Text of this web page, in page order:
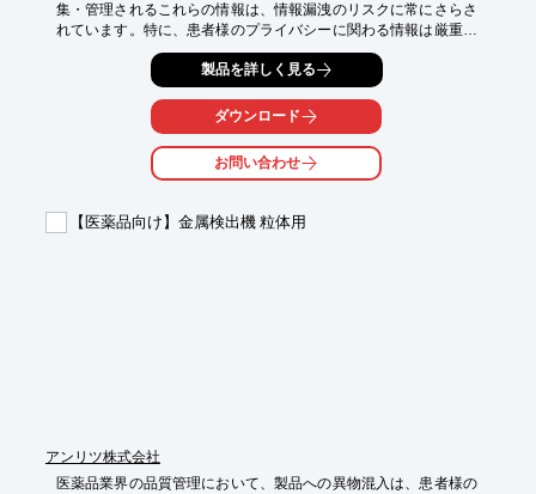
集・管理されるこれらの情報は、情報漏洩のリスクに常にさらさ
れています。特に、患者様のプライバシーに関わる情報は厳重な
セキュリティ対策が求められます。当社のセキュリティソリュー
ションは、製薬業界のニーズに合わせて、モバイルセキュリティ
対策をご提案します。
【活用シーン】
・モバイル端末での治験データへのアクセス
・クラウド上でのデータ管理
・モバイル端末からの情報漏洩リスクの低減
製品を詳しく見る
ダウンロード
お問い合わせ
【医薬品向け】金属検出機 粒体用
アンリツ株式会社
医薬品業界の品質管理において、製品への異物混入は、患者様の